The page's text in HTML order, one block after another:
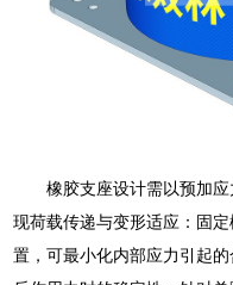
橡胶支座设计需以预加
现荷载传递与变形适应：固
置，可最小化内部应力引起